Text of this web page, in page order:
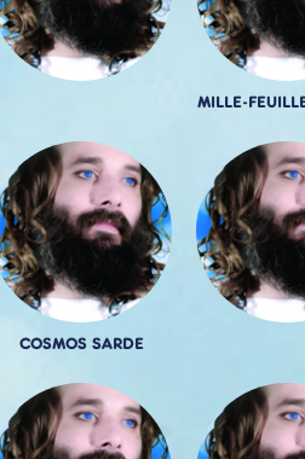
MILLE-
COSMOS SARDE